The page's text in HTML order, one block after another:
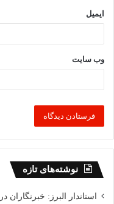
ایمیل
وب‌ سایت
نوشته‌های تازه
استاندار البرز: